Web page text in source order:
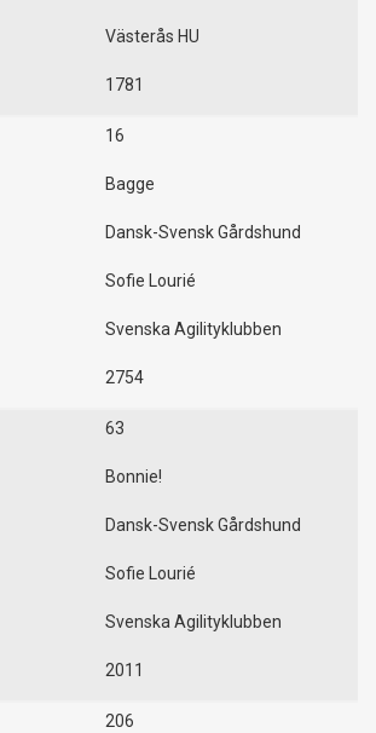
Västerås HU
1781
16
Bagge
Dansk-Svensk Gårdshund
Sofie Lourié
Svenska Agilityklubben
2754
63
Bonnie!
Dansk-Svensk Gårdshund
Sofie Lourié
Svenska Agilityklubben
2011
206